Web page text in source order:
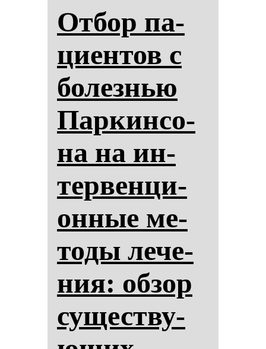
От­бор па­
ци­ен­тов с
бо­лез­нью
Пар­кин­со­
на на ин­
тер­вен­ци­
он­ные ме­
то­ды ле­че­
ния: об­зор
су­щес­тву­